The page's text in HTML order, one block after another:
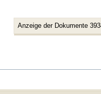
Anzeige der Dokumente